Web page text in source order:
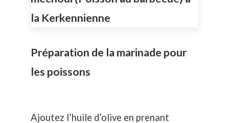
Préparation de la marinade pour
les poissons
Ajoutez l’huile d’olive en prenant